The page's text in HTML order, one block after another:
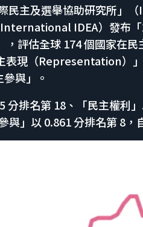
民主及選舉協助研究所
IDEA）發布
評估全球 174 個國家在民
表現（Representation）
與」。
分排名第 18、「民主權利
與」以 0.861 分排名第 8，